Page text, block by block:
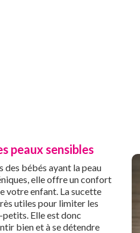
peaux sensibles
des bébés ayant la peau
elle offre un confort
votre enfant. La sucette
utiles pour limiter les
Elle est donc
bien et à se détendre